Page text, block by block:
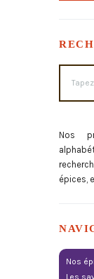
Nos
épices,
Nos
Les